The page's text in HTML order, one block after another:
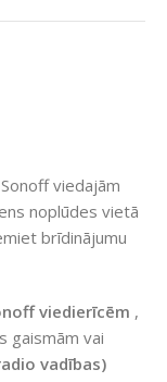
viedajām
noplūdes vietā
brīdinājumu
viedierīcēm ,
gaismām vai
vadības)